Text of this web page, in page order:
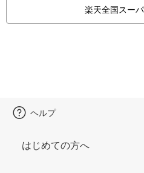
楽天全国スー
ヘルプ
はじめての方へ